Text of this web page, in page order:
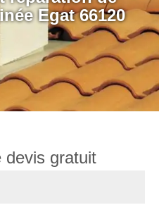
Egat 66120
devis gratuit